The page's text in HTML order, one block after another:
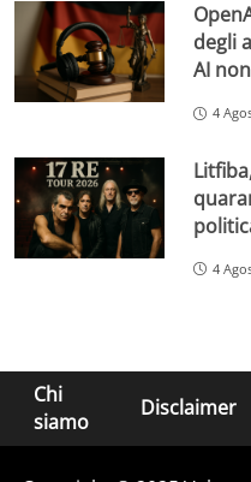
degli
AI
4
4
Chi
siamo
Disclaimer